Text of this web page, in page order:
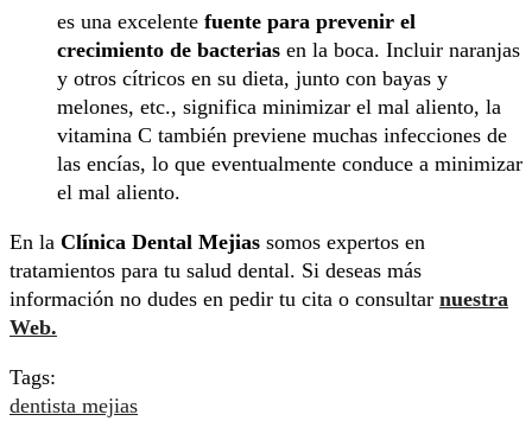
es una excelente fuente para prevenir el
crecimiento de bacterias en la boca. Incluir naranjas
y otros cítricos en su dieta, junto con bayas y
melones, etc., significa minimizar el mal aliento, la
vitamina C también previene muchas infecciones de
las encías, lo que eventualmente conduce a minimizar
el mal aliento.
En la Clínica Dental Mejias somos expertos en
tratamientos para tu salud dental. Si deseas más
información no dudes en pedir tu cita o consultar nuestra
Web.
Tags:
dentista mejias